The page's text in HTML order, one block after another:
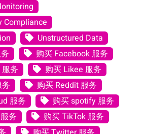
Compliance
Unstructured Data
购买 Facebook 服务
务
购买 Likee 服务
购买 Reddit 服务
服务
购买 spotify 服务
务
购买 TikTok 服务